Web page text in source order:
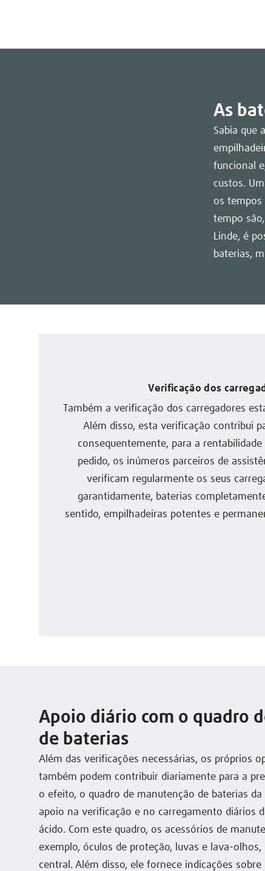
As
Sabia que
funcional
custos.
os tempos
tempo
Linde, é
baterias,
Verificação dos
Também a verificação dos carregadores
Além disso, esta verificação contribui
consequentemente, para a rentabilidade
pedido, os inúmeros parceiros de
verificam regularmente os seus
garantidamente, baterias
sentido, empilhadeiras potentes e
Apoio diário com o quadro
de baterias
Além das verificações necessárias, os próprios
também podem contribuir diariamente para a
o efeito, o quadro de manutenção de baterias
apoio na verificação e no carregamento diários
ácido. Com este quadro, os acessórios de
exemplo, óculos de proteção, luvas e lava-
central. Além disso, ele fornece indicações